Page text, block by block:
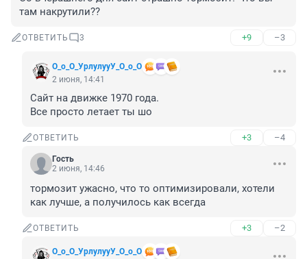
там накрутили??
ОТВЕТИТЬ 3 +9 –3
О_о_О_УрлулууУ_О_о_О
2 июня, 14:41
Сайт на движке 1970 года.
Все просто летает ты шо
ОТВЕТИТЬ +3 –4
Гость
2 июня, 14:46
тормозит ужасно, что то оптимизировали, хотели
как лучше, а получилось как всегда
ОТВЕТИТЬ +3 –2
О_о_О_УрлулууУ_О_о_О